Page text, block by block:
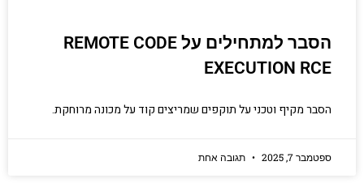
הסבר למתחילים על REMOTE CODE
EXECUTION RCE
הסבר מקיף וטכני על תוקפים שמריצים קוד על מכונה מרוחקת.
ספטמבר 7, 2025 תגובה אחת